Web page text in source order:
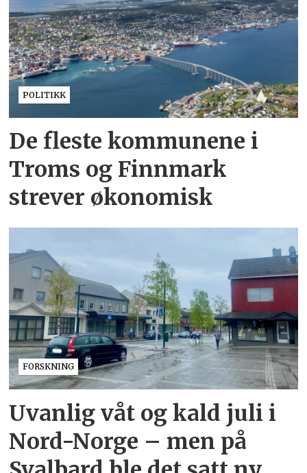
POLITIKK
De fleste kommunene i
Troms og Finnmark
strever økonomisk
FORSKNING
Uvanlig våt og kald juli i
Nord-Norge – men på